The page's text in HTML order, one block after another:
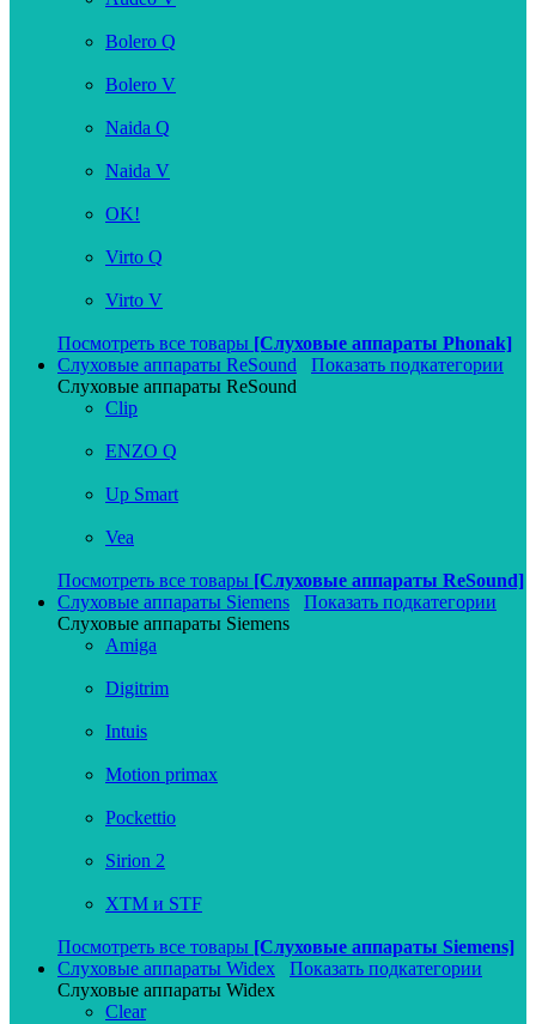
Bolero Q
Bolero V
Naida Q
Naida V
OK!
Virto Q
Virto V
Посмотреть все товары [Слуховые аппараты Phonak]
Слуховые аппараты ReSound
Показать подкатегории
Слуховые аппараты ReSound
Clip
ENZO Q
Up Smart
Vea
Посмотреть все товары [Слуховые аппараты ReSound]
Слуховые аппараты Siemens
Показать подкатегории
Слуховые аппараты Siemens
Amiga
Digitrim
Intuis
Motion primax
Pockettio
Sirion 2
XTM и STF
Посмотреть все товары [Слуховые аппараты Siemens]
Слуховые аппараты Widex
Показать подкатегории
Слуховые аппараты Widex
Clear